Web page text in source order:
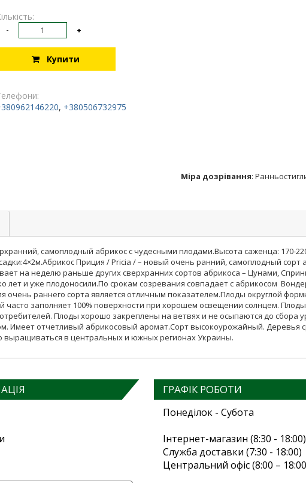
- +
Купити
, +380506732975
Міра дозрівання:
самоплодный абрикос с чудесными плодами.Высота саженца: 170-
Приция / Pricia / – новый очень ранний, самоплодный
на неделю раньше других сверхранних сортов абрикоса – Цунами,
лет и уже плодоносили.По срокам созревания совпадает с абрикосом
очень раннего сорта является отличным показателем.Плоды округлой
часто заполняет 100% поверхности при хорошем освещении солнцем.
Плоды хорошо закреплены на ветвях и не осыпаются до сбора
Имеет отчетливый абрикосовый аромат.Сорт высокоурожайный. Деревья
в центральных и южных регионах Украины.
ГРАФІК РОБОТИ
Понеділок - Субота
Інтернет-магазин (8:30 - 18:00)
Служба доставки (7:30 - 18:00)
Центральний офіс (8:00 –